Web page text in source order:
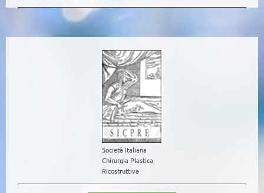
Società Italiana
Chirurgia Plastica
Ricostruttiva